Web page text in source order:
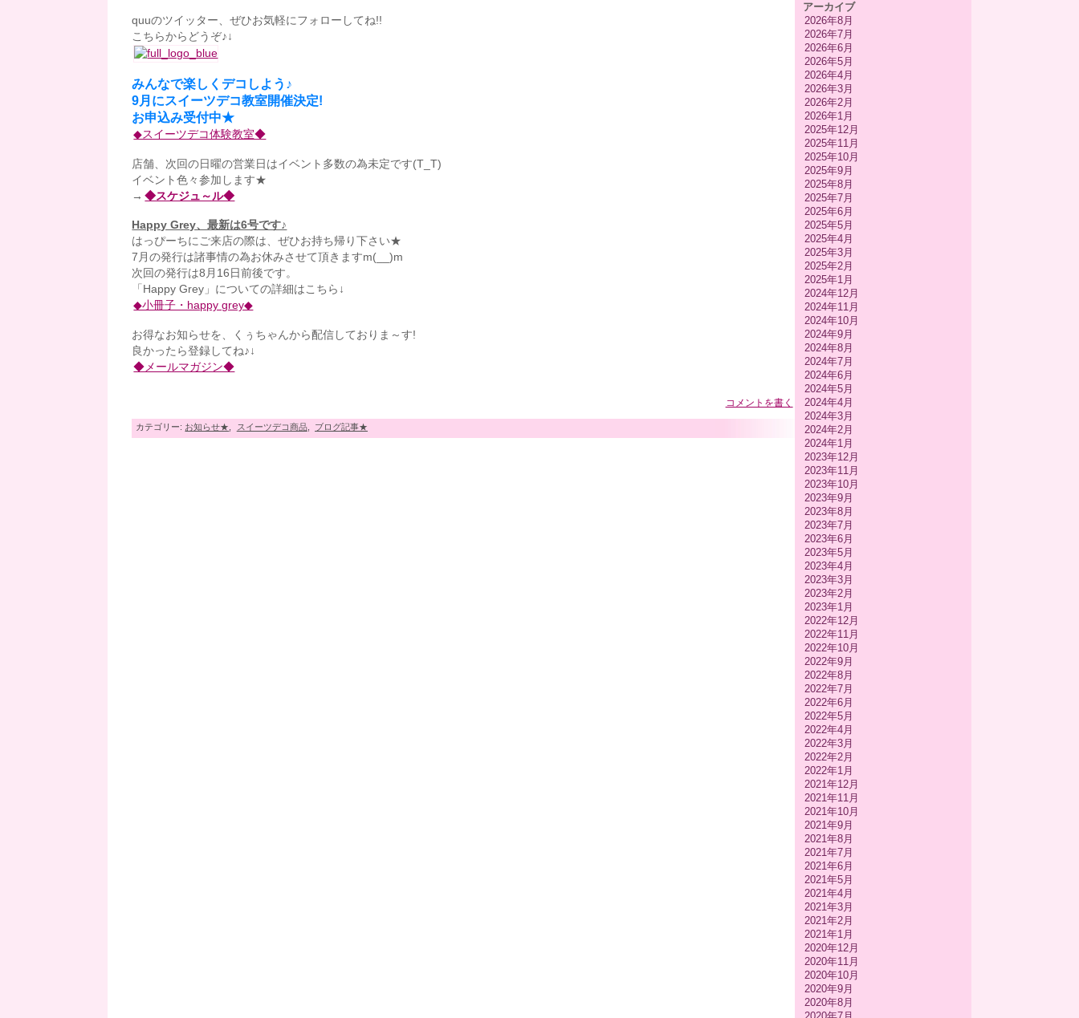
アーカイブ
2026年8月
2026年7月
2026年6月
2026年5月
2026年4月
2026年3月
2026年2月
2026年1月
2025年12月
2025年11月
2025年10月
2025年9月
2025年8月
2025年7月
2025年6月
2025年5月
2025年4月
2025年3月
2025年2月
2025年1月
2024年12月
2024年11月
2024年10月
2024年9月
2024年8月
2024年7月
2024年6月
2024年5月
2024年4月
2024年3月
2024年2月
2024年1月
2023年12月
2023年11月
2023年10月
2023年9月
2023年8月
2023年7月
2023年6月
2023年5月
2023年4月
2023年3月
2023年2月
2023年1月
2022年12月
2022年11月
2022年10月
2022年9月
2022年8月
2022年7月
2022年6月
2022年5月
2022年4月
2022年3月
2022年2月
2022年1月
2021年12月
2021年11月
2021年10月
2021年9月
2021年8月
2021年7月
2021年6月
2021年5月
2021年4月
2021年3月
2021年2月
2021年1月
2020年12月
2020年11月
2020年10月
2020年9月
2020年8月
quuのツイッター、ぜひお気軽にフォローしてね!!
こちらからどうぞ♪↓
みんなで楽しくデコしよう♪
9月にスイーツデコ教室開催決定!
お申込み受付中★
◆スイーツデコ体験教室◆
店舗、次回の日曜の営業日はイベント多数の為未定です(T_T)
イベント色々参加します★
→ ◆スケジュ～ル◆
Happy Grey、最新は6号です♪
はっぴーちにご来店の際は、ぜひお持ち帰り下さい★
7月の発行は諸事情の為お休みさせて頂きますm(__)m
次回の発行は8月16日前後です。
「Happy Grey」についての詳細はこちら↓
◆小冊子・happy grey◆
お得なお知らせを、くぅちゃんから配信しておりま～す!
良かったら登録してね♪↓
◆メールマガジン◆
コメントを書く
カテゴリー: お知らせ★ スイーツデコ商品, ブログ記事★